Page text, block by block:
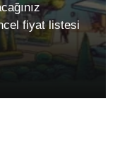
fiyat listesi